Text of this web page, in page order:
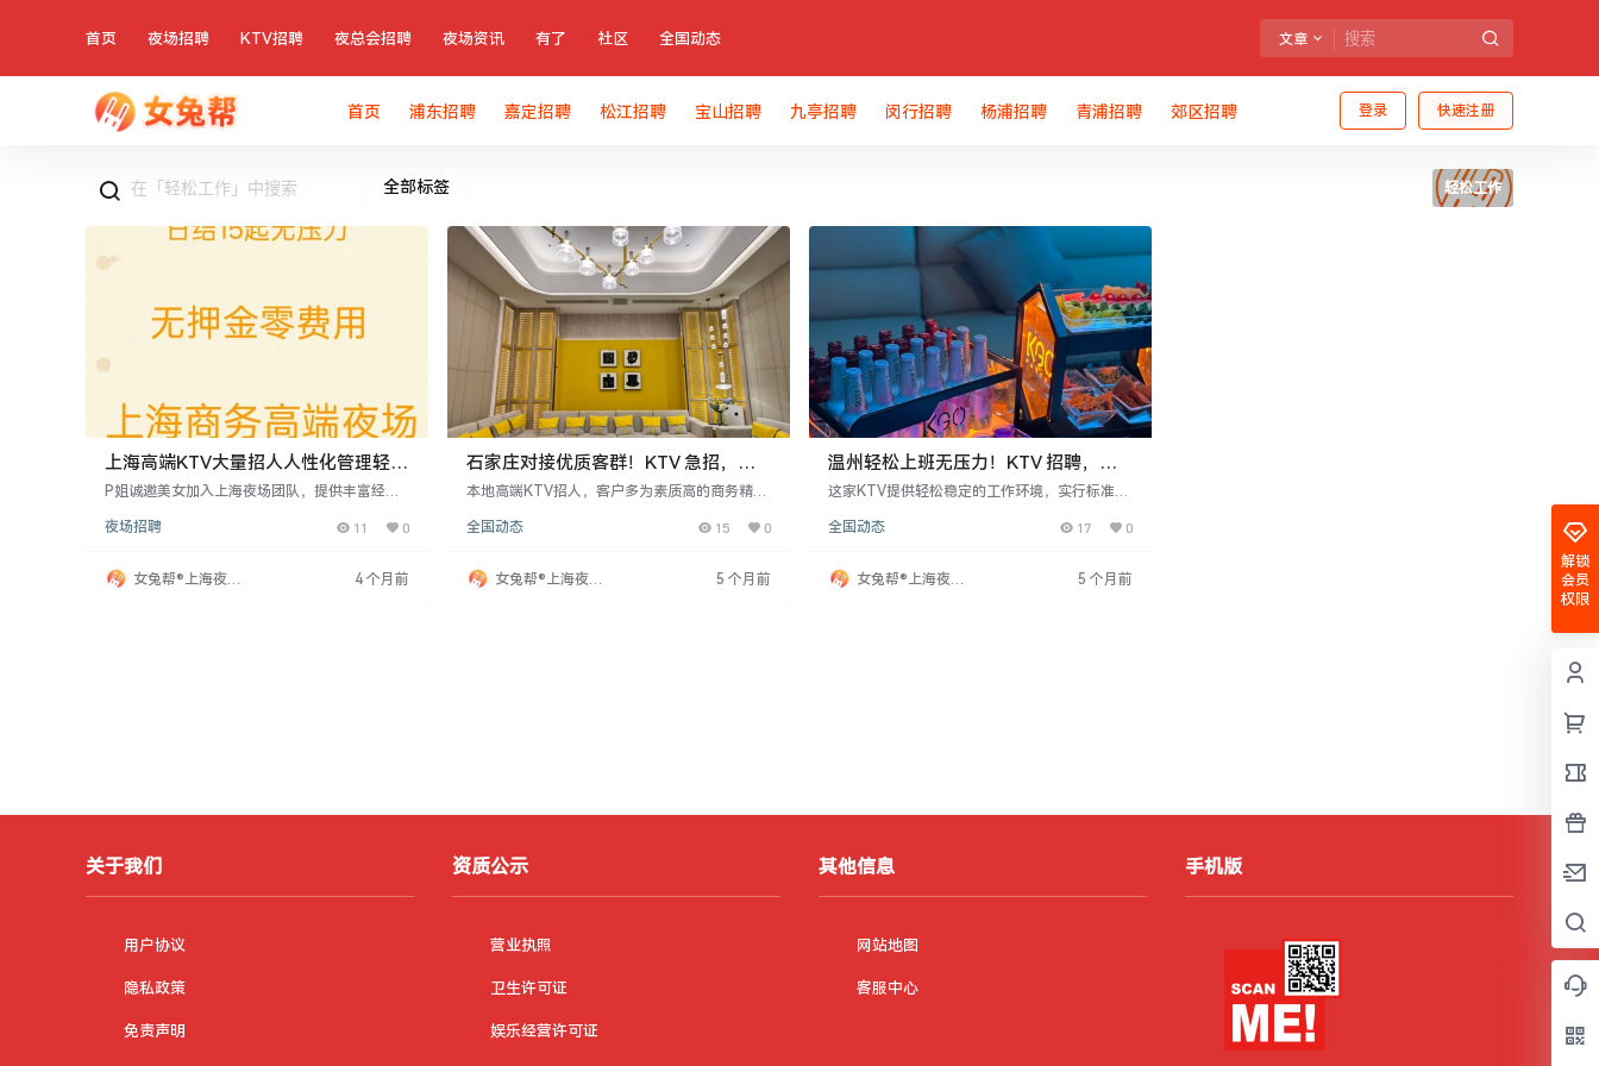
首页 夜场招聘 KTV招聘 夜总会招聘 夜场资讯 有了 社区 全国动态 文章
登录 快速注册
首页 浦东招聘 嘉定招聘 松江招聘 宝山招聘 九亭招聘 闵行招聘 杨浦招聘 青浦招聘 郊区招聘
全部标签 轻松工作
上海高端KTV大量招人人性化管理轻松
工作氛围
P姐诚邀美女加入上海夜场团队，提供丰富经验
工作、无限资源和奢华体验，根据个人情况量身
厚，致力于为美女们打造舒适赚钱的环境。招聘
夜场模特。
夜场招聘 11 0
女兔帮®上海夜场
4 个月前
石家庄对接优质客群！KTV 急招，沟
通轻松还能攒人脉，新手也能快速上手
本地高端KTV招人，客户多为素质高的商务精英
无经验，入职后由资深经理手把手带教，快速上
买房买车目标。同时能积累有价值的人脉，为未
来发展铺路。
全国动态 15 0
女兔帮®上海夜场
5 个月前
温州轻松上班无压力！KTV 招聘，安
全配置拉满，新手也能快速适应
这家KTV提供轻松稳定的工作环境，实行标准8
无需久坐或高强度劳动。安全保障严格，包括门
室，以及晚班护送服务。公司提供耐心带教，客
户多为高端群体，服务轻松无纠纷。收入可观，
全国动态 17 0
女兔帮®上海夜场
5 个月前
解锁
会员
权限
关于我们
用户协议
隐私政策
免责声明
资质公示
营业执照
卫生许可证
娱乐经营许可证
其他信息
网站地图
客服中心
手机版